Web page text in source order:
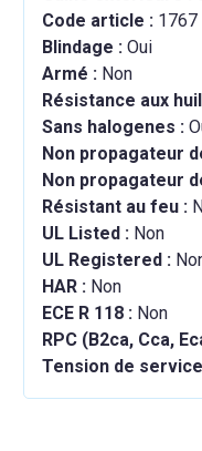
Code article : 1767
Blindage : Oui
Armé : Non
Résistance aux
Sans halogenes :
Non propagateur
Non propagateur
Résistant au feu :
UL Listed : Non
UL Registered :
HAR : Non
ECE R 118 : Non
RPC (B2ca, Cca,
Tension de